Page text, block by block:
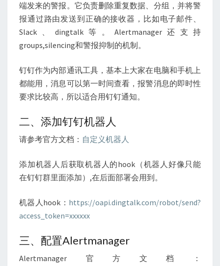
端发来的警报。它负责删除重复数据、分组，并将警
报通过路由发送到正确的接收器，比如电子邮件、
Slack、dingtalk等。Alertmanager还支持
groups,silencing和警报抑制的机制。
钉钉作为内部通讯工具，基本上大家在电脑和手机上
都能用，消息可以第一时间查看，报警消息的即时性
要求比较高，所以适合用钉钉通知。
二、添加钉钉机器人
请参考官方文档： 自定义机器人
添加机器人后获取机器人的hook（机器人好像只能
在钉钉群里面添加）,在后面部署会用到。
机器人hook： https://oapi.dingtalk.com/robot/send?
access_token=xxxxxx
三、配置Alertmanager
Alertmanager官方文档：